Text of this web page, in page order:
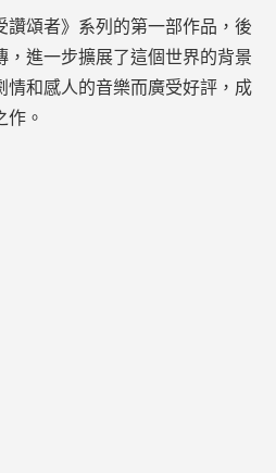
讚頌者》系列的第一部作品，後
，進一步擴展了這個世界的背景
情和感人的音樂而廣受好評，成
作。